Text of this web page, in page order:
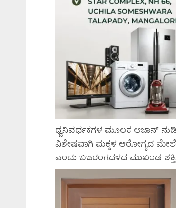
ಧ್ವನಿವರ್ಧಕಗಳ ಮೂಲಕ ಆಜಾನ್
ವಿಶೇಷವಾಗಿ ಮಕ್ಕಳ ಆರೋಗ್ಯದ ಮೇಲೆ
ಎಂದು ಬಜರಂಗದಳದ ಮುಖಂಡ